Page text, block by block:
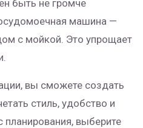
быть не громче
машина —
с мойкой. Это упрощает
вы сможете создать
стиль, удобство и
планирования, выберите